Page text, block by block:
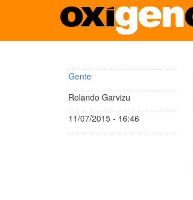
Pasar
Gente
Rolando Garvizu
11/07/2015 - 16:46